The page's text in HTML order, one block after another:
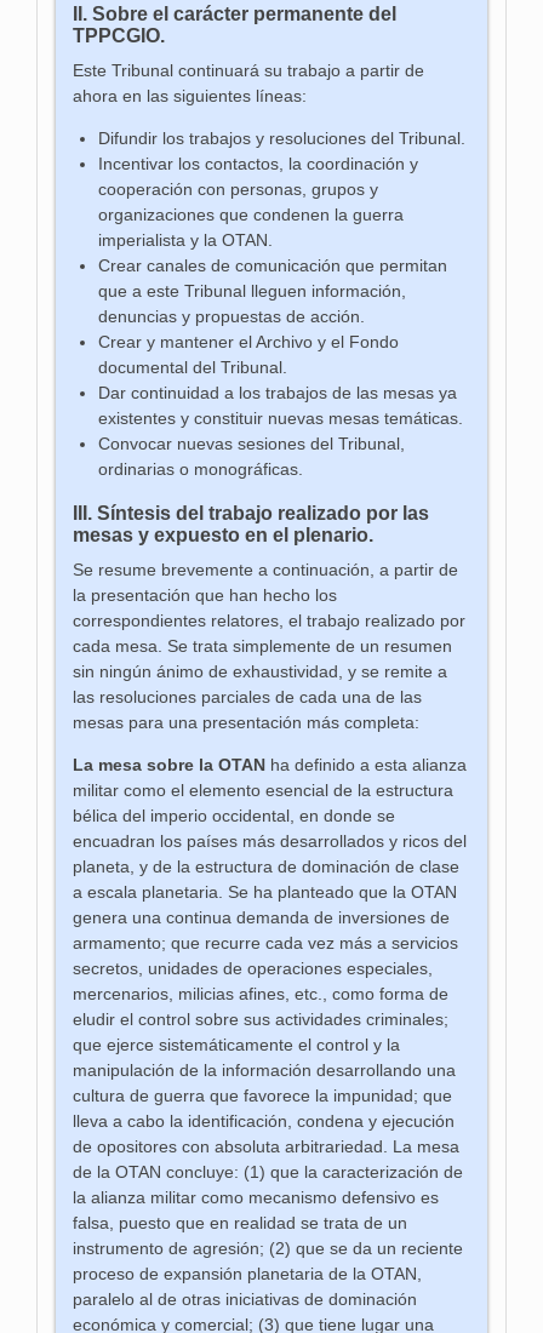
II. Sobre el carácter permanente del
TPPCGIO.
Este Tribunal continuará su trabajo a partir de
ahora en las siguientes líneas:
Difundir los trabajos y resoluciones del Tribunal.
Incentivar los contactos, la coordinación y
cooperación con personas, grupos y
organizaciones que condenen la guerra
imperialista y la OTAN.
Crear canales de comunicación que permitan
que a este Tribunal lleguen información,
denuncias y propuestas de acción.
Crear y mantener el Archivo y el Fondo
documental del Tribunal.
Dar continuidad a los trabajos de las mesas ya
existentes y constituir nuevas mesas temáticas.
Convocar nuevas sesiones del Tribunal,
ordinarias o monográficas.
III. Síntesis del trabajo realizado por las
mesas y expuesto en el plenario.
Se resume brevemente a continuación, a partir de
la presentación que han hecho los
correspondientes relatores, el trabajo realizado por
cada mesa. Se trata simplemente de un resumen
sin ningún ánimo de exhaustividad, y se remite a
las resoluciones parciales de cada una de las
mesas para una presentación más completa:
La mesa sobre la OTAN ha definido a esta alianza
militar como el elemento esencial de la estructura
bélica del imperio occidental, en donde se
encuadran los países más desarrollados y ricos del
planeta, y de la estructura de dominación de clase
a escala planetaria. Se ha planteado que la OTAN
genera una continua demanda de inversiones de
armamento; que recurre cada vez más a servicios
secretos, unidades de operaciones especiales,
mercenarios, milicias afines, etc., como forma de
eludir el control sobre sus actividades criminales;
que ejerce sistemáticamente el control y la
manipulación de la información desarrollando una
cultura de guerra que favorece la impunidad; que
lleva a cabo la identificación, condena y ejecución
de opositores con absoluta arbitrariedad. La mesa
de la OTAN concluye: (1) que la caracterización de
la alianza militar como mecanismo defensivo es
falsa, puesto que en realidad se trata de un
instrumento de agresión; (2) que se da un reciente
proceso de expansión planetaria de la OTAN,
paralelo al de otras iniciativas de dominación
económica y comercial; (3) que tiene lugar una